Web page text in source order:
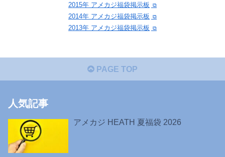
2015年 アメカジ福袋掲示板
2014年 アメカジ福袋掲示板
2013年 アメカジ福袋掲示板
PAGE TOP
人気記事
アメカジ HEATH 夏福袋 2026